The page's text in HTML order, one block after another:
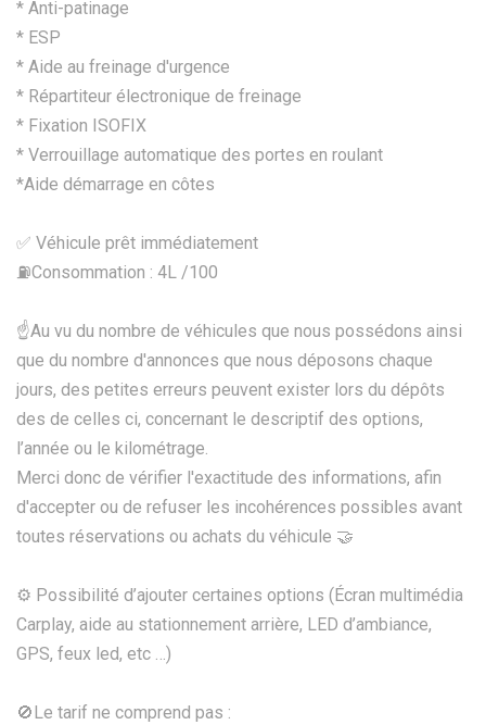
* Anti-patinage
* ESP
* Aide au freinage d'urgence
* Répartiteur électronique de freinage
* Fixation ISOFIX
* Verrouillage automatique des portes en roulant
*Aide démarrage en côtes
✅ Véhicule prêt immédiatement
⛽️Consommation : 4L /100
☝Au vu du nombre de véhicules que nous possédons ainsi
que du nombre d'annonces que nous déposons chaque
jours, des petites erreurs peuvent exister lors du dépôts
des de celles ci, concernant le descriptif des options,
l’année ou le kilométrage.
Merci donc de vérifier l'exactitude des informations, afin
d'accepter ou de refuser les incohérences possibles avant
toutes réservations ou achats du véhicule 🤝
⚙️ Possibilité d’ajouter certaines options (Écran multimédia
Carplay, aide au stationnement arrière, LED d’ambiance,
GPS, feux led, etc …)
🚫Le tarif ne comprend pas :